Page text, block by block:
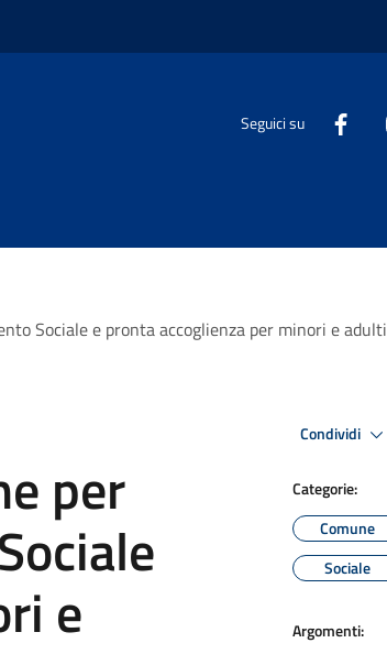
Seguici su
Sociale e pronta accoglienza per minori e adulti
per
e
Condividi
Categorie:
Comune
Sociale
Argomenti: